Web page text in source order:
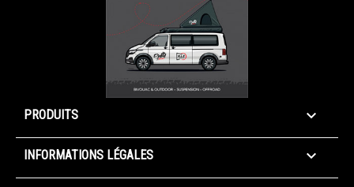
PRODUITS 
INFORMATIONS LÉGALES 